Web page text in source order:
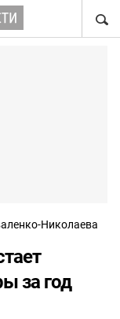
Николаева
за год